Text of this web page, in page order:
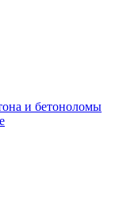
и бетоноломы